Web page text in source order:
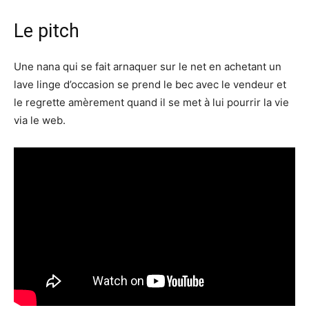
Le pitch
Une nana qui se fait arnaquer sur le net en achetant un
lave linge d’occasion se prend le bec avec le vendeur et
le regrette amèrement quand il se met à lui pourrir la vie
via le web.